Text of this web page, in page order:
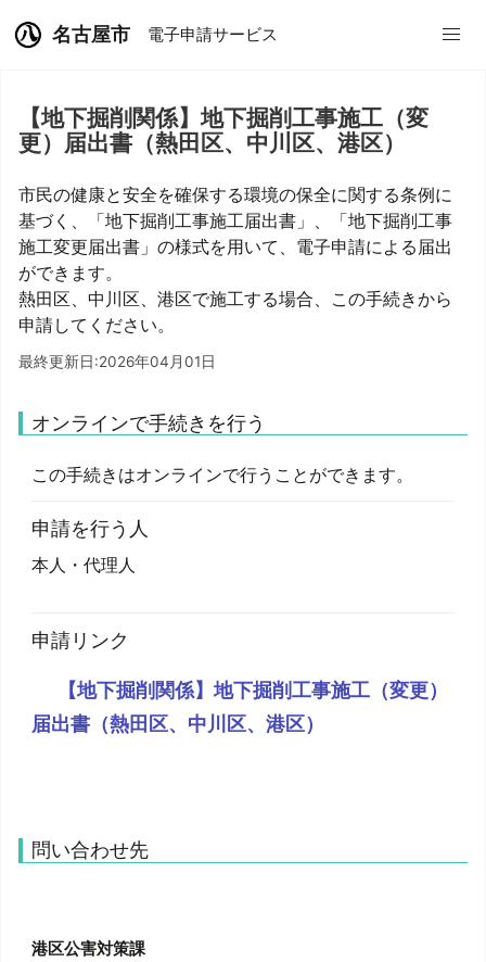
名古屋市 電子申請サービス
【地下掘削関係】地下掘削工事施工（変
更）届出書（熱田区、中川区、港区）
市民の健康と安全を確保する環境の保全に関する条例に
基づく、「地下掘削工事施工届出書」、「地下掘削工事
施工変更届出書」の様式を用いて、電子申請による届出
ができます。
熱田区、中川区、港区で施工する場合、この手続きから
申請してください。
最終更新日:2026年04月01日
オンラインで手続きを行う
この手続きはオンラインで行うことができます。
申請を行う人
本人・代理人
申請リンク
【地下掘削関係】地下掘削工事施工（変更）
届出書（熱田区、中川区、港区）
問い合わせ先
港区公害対策課